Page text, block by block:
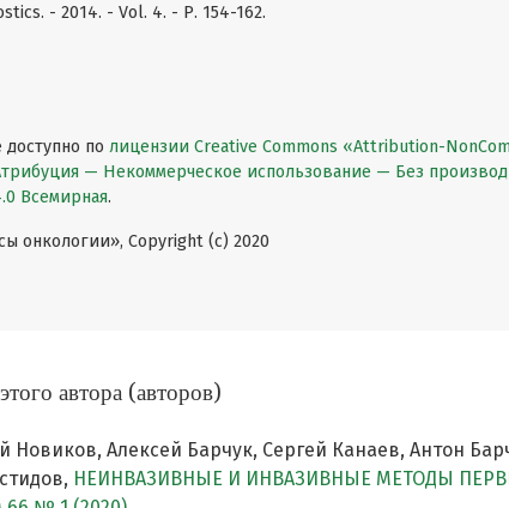
- 2014. - Vol. 4. - Р. 154-162.
по лицензии Creative Commons «Attribution-
— Некоммерческое использование — Без
Всемирная.
онкологии», Copyright (c) 2020
автора (авторов)
Новиков, Алексей Барчук, Сергей Канаев, Антон
НЕИНВАЗИВНЫЕ И ИНВАЗИВНЫЕ МЕТОДЫ